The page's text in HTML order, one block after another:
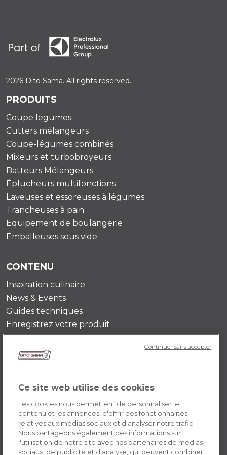
2026 Dito Sama. All rights reserved.
PRODUITS
Coupe legumes
Cutters mélangeurs
Coupe-légumes combinés
Mixeurs et turbobroyeurs
Batteurs Mélangeurs
Éplucheurs multifonctions
Laveuses et essoreuses à légumes
Trancheuses à pain
Equipement de boulangerie
Emballeuses sous vide
CONTENU
Inspiration culinaire
News & Events
Guides techniques
Enregistrez votre produit
DITO SAMA FR
Témoignages
Contactez-nous
Opportunités de carrière
Ce site web utilise des cookies
Les cookies nous permettent de personnaliser le
contenu et les annonces, d'offrir des fonctionnalités
relatives aux médias sociaux et d'analyser notre trafic.
Nous partageons également des informations sur
l'utilisation de notre site avec nos partenaires de médias
sociaux, de publicité et d'analyse, qui peuvent combiner
Continuer sans accepter